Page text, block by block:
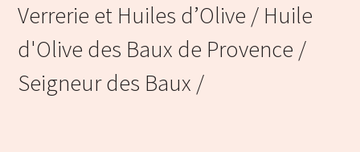
Verrerie et Huiles d’Olive / Huile
d'Olive des Baux de Provence /
Seigneur des Baux /